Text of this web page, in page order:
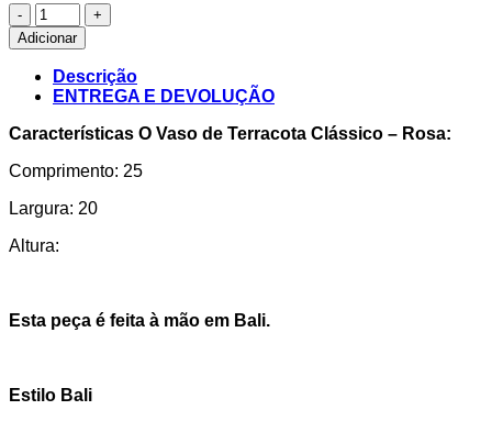
Quantidade
de
O
Vaso
de
Terracota
Clássico
Rosa
Adicionar
Descrição
ENTREGA E DEVOLUÇÃO
Características O Vaso de Terracota Clássico – Rosa:
Comprimento: 25
Largura: 20
Altura:
Esta peça é feita à mão em Bali.
Estilo Bali